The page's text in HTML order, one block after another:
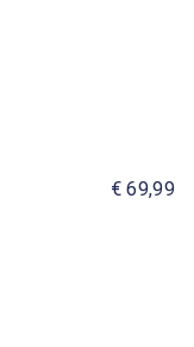
€ 69,99